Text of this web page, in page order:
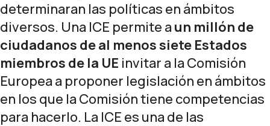
determinaran las políticas en ámbitos
diversos. Una ICE permite a un millón de
ciudadanos de al menos siete Estados
miembros de la UE invitar a la Comisión
Europea a proponer legislación en ámbitos
en los que la Comisión tiene competencias
para hacerlo. La ICE es una de las